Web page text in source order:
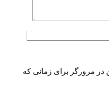
در مرورگر برای زمانی که